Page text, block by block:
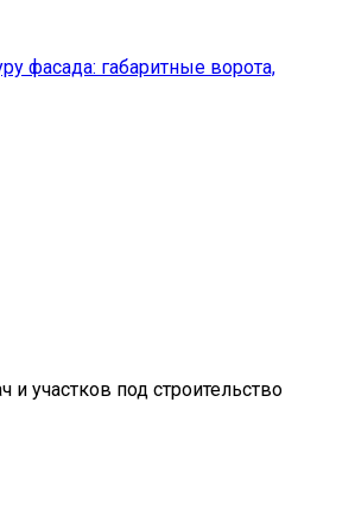
фасада: габаритные ворота,
участков под строительство